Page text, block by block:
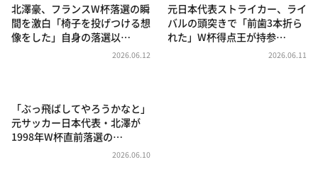
相席食堂
これ余談なんですけど・・・
～人生密着トークバラエティ！～ やすとものいたっ
news おかえり
河合＆A.B.C-Z塚田×福井アナ「なんでやねん！？」
（news おかえり）
北澤豪、フランスW杯落選の瞬
間を激白「椅子を投げつける想
像をした」自身の落選以…
2026.06.12
元日本代表ストライカー、ライ
バルの頭突きで「前歯3本折ら
れた」W杯得点王が持参…
2026.06.11
「ぶっ飛ばしてやろうかなと」
元サッカー日本代表・北澤が
1998年W杯直前落選の…
2026.06.10